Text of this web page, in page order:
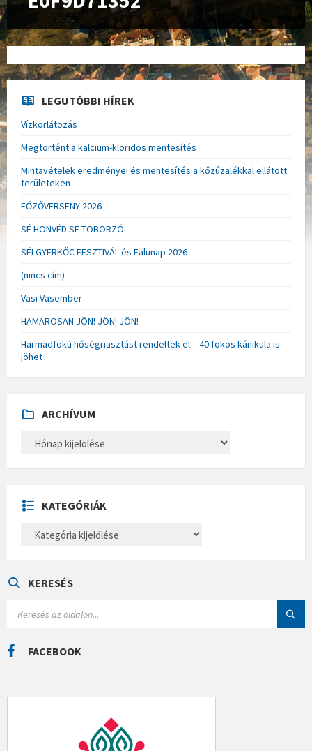
LEGUTÓBBI HÍREK
Vízkorlátozás
Megtörtént a kalcium-kloridos mentesítés
Mintavételek eredményei és mentesítés a kőzúzalékkal ellátott
területeken
FŐZŐVERSENY 2026
SÉ HONVÉD SE TOBORZÓ
SÉI GYERKŐC FESZTIVÁL és Falunap 2026
(nincs cím)
Vasi Vasember
HAMAROSAN JÖN! JÖN! JÖN!
Harmadfokú hőségriasztást rendeltek el – 40 fokos kánikula is
jöhet
ARCHÍVUM
H
U
M
KATEGÓRIÁK
E
Á
KERESÉS
C
H
FACEBOOK